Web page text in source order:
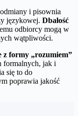
i pisownia
językowej. Dbałość
odbiorcy mogą w
wątpliwości.
z formy „rozumiem”
formalnych, jak i
się to do
poprawia jakość